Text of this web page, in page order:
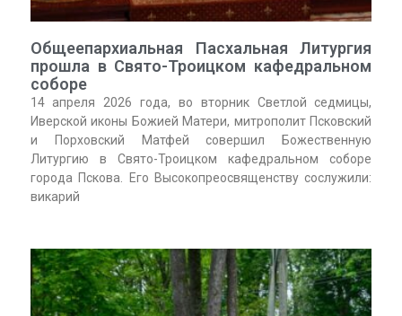
Общеепархиальная Пасхальная Литургия
прошла в Свято-Троицком кафедральном
соборе
14 апреля 2026 года, во вторник Светлой седмицы,
Иверской иконы Божией Матери, митрополит Псковский
и Порховский Матфей совершил Божественную
Литургию в Свято-Троицком кафедральном соборе
города Пскова. Его Высокопреосвященству сослужили:
викарий